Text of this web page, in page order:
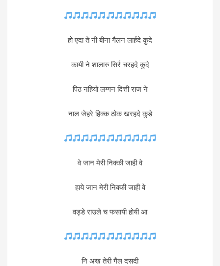
हो एदा ते नी बीना गैलन लार्हदे कुदे
कायी ने शालारु सिर्र चरहदे कुदे
पिठ नहियो लग्गन दित्ती राज ने
नाल जेहरे हिक्क ठोक खरहदे कुडे
वे जान मेरी निक्की जाही वे
हाये जान मेरी निक्की जाही वे
वड्डे राउले च फसायी होयी आ
नि अख तेरी गैल दसदी